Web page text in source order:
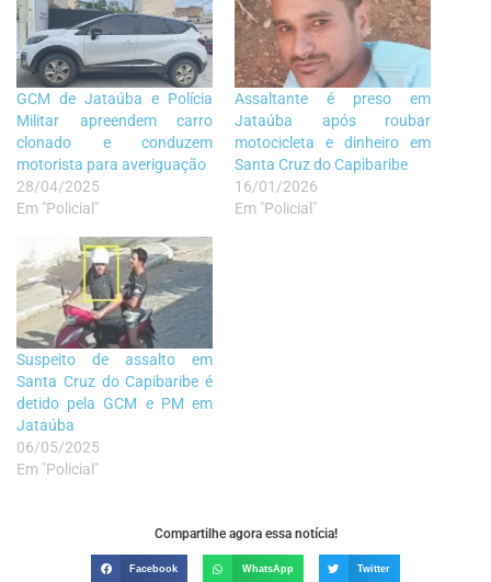
GCM de Jataúba e Polícia
Militar apreendem carro
clonado e conduzem
motorista para averiguação
28/04/2025
Em "Policial"
Assaltante é preso em
Jataúba após roubar
motocicleta e dinheiro em
Santa Cruz do Capibaribe
16/01/2026
Em "Policial"
Suspeito de assalto em
Santa Cruz do Capibaribe é
detido pela GCM e PM em
Jataúba
06/05/2025
Em "Policial"
Compartilhe agora essa notícia!
Facebook WhatsApp Twitter